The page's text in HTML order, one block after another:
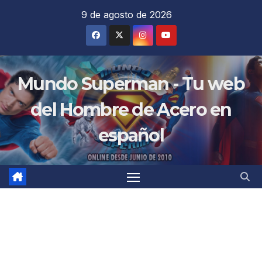
9 de agosto de 2026
Mundo Superman - Tu web
del Hombre de Acero en
español